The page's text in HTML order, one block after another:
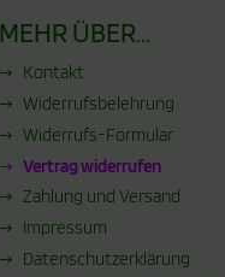
MEHR ÜBER...
Kontakt
Widerrufsbelehrung
Widerrufs-Formular
Vertrag widerrufen
Zahlung und Versand
Impressum
Datenschutzerklärung